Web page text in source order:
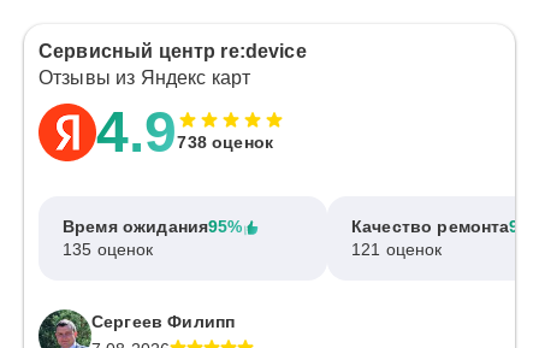
Сервисный центр re:device
Отзывы из Яндекс карт
4.9738 оценок
Время ожидания95%
135 оценок
Качество ремонта
121 оценок
Сергеев Филипп